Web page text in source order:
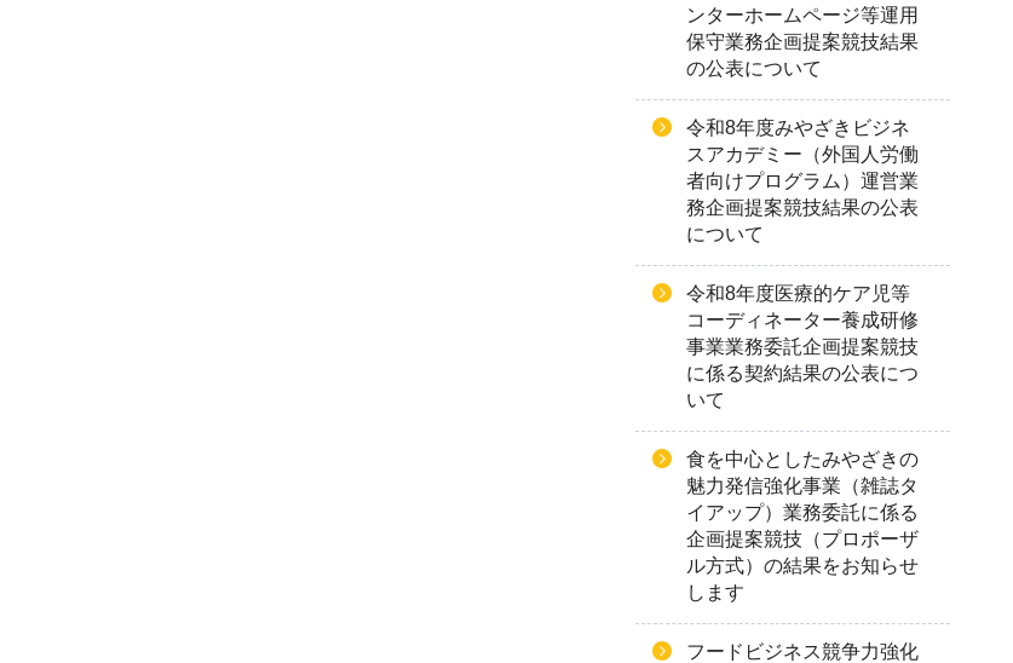
ンターホームページ等運用
保守業務企画提案競技結果
の公表について
令和8年度みやざきビジネ
スアカデミー（外国人労働
者向けプログラム）運営業
務企画提案競技結果の公表
について
令和8年度医療的ケア児等
コーディネーター養成研修
事業業務委託企画提案競技
に係る契約結果の公表につ
いて
食を中心としたみやざきの
魅力発信強化事業（雑誌タ
イアップ）業務委託に係る
企画提案競技（プロポーザ
ル方式）の結果をお知らせ
します
フードビジネス競争力強化